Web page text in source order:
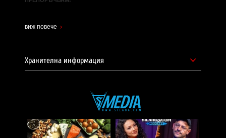
виж повече
Хранителна информация